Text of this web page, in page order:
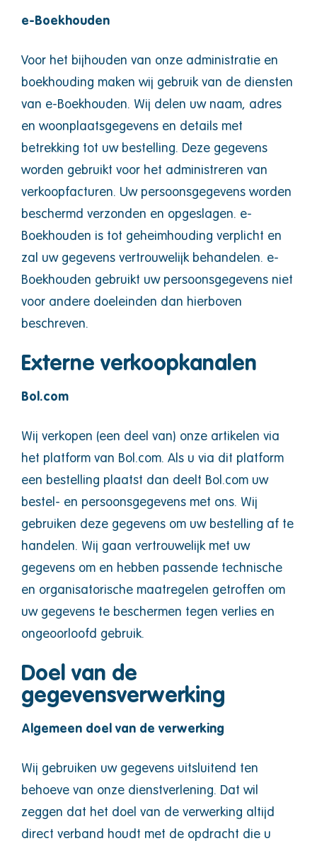
e-Boekhouden
Voor het bijhouden van onze administratie en
boekhouding maken wij gebruik van de diensten
van e-Boekhouden. Wij delen uw naam, adres
en woonplaatsgegevens en details met
betrekking tot uw bestelling. Deze gegevens
worden gebruikt voor het administreren van
verkoopfacturen. Uw persoonsgegevens worden
beschermd verzonden en opgeslagen. e-
Boekhouden is tot geheimhouding verplicht en
zal uw gegevens vertrouwelijk behandelen. e-
Boekhouden gebruikt uw persoonsgegevens niet
voor andere doeleinden dan hierboven
beschreven.
Externe verkoopkanalen
Bol.com
Wij verkopen (een deel van) onze artikelen via
het platform van Bol.com. Als u via dit platform
een bestelling plaatst dan deelt Bol.com uw
bestel- en persoonsgegevens met ons. Wij
gebruiken deze gegevens om uw bestelling af te
handelen. Wij gaan vertrouwelijk met uw
gegevens om en hebben passende technische
en organisatorische maatregelen getroffen om
uw gegevens te beschermen tegen verlies en
ongeoorloofd gebruik.
Doel van de
gegevensverwerking
Algemeen doel van de verwerking
Wij gebruiken uw gegevens uitsluitend ten
behoeve van onze dienstverlening. Dat wil
zeggen dat het doel van de verwerking altijd
direct verband houdt met de opdracht die u